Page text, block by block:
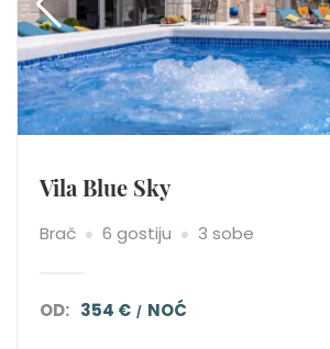
Vila Blue Sky
Brač 6 gostiju 3 sobe
OD: 354 € NOĆ